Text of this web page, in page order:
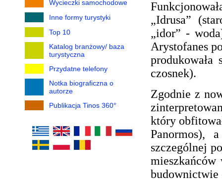
Wycieczki samochodowe
Inne formy turystyki
Top 10
Katalog branżowy/ baza
turystyczna
Przydatne telefony
Notka biograficzna o
autorze
Publikacja Tinos 360°
„Idrusa”
„idor” -
Arystofanes
produkowała
czosnek).
Zgodnie z
który
Panormos),
szczególnej
budownictwie